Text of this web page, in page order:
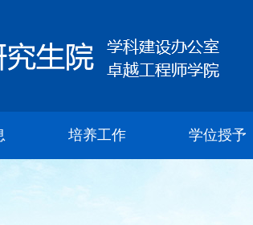
培养工作 学位授予